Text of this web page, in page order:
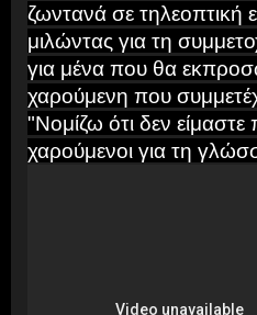
ζωντανά σε τηλεοπτική
μιλώντας για τη
για μένα που θα
χαρούμενη που
"Νομίζω ότι δεν είμαστε
χαρούμενοι για τη